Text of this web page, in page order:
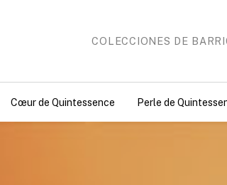
COLECCIONES DE
Cœur de Quintessence Perle de